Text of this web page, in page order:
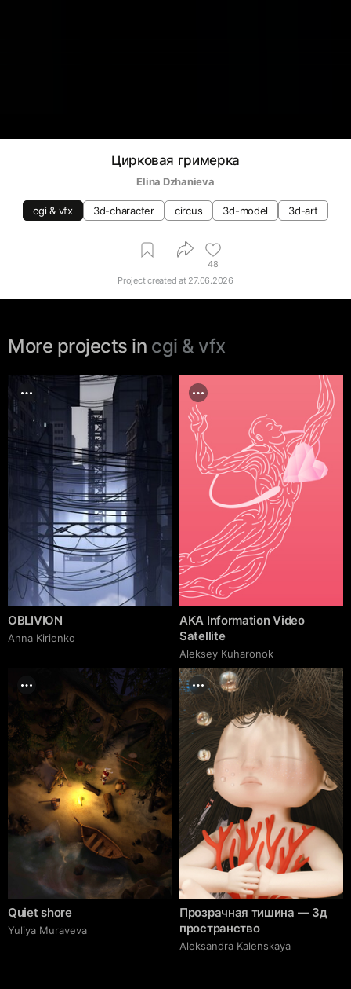
Цирковая гримерка
Elina Dzhanieva
cgi & vfx 3d-character circus 3d-model 3d-art
48
Project created at 27.06.2026
More projects in cgi & vfx
OBLIVION
Anna Kirienko
AKA Information Video
Satellite
Aleksey Kuharonok
Quiet shore
Yuliya Muraveva
Прозрачная тишина — 3д
пространство
Aleksandra Kalenskaya